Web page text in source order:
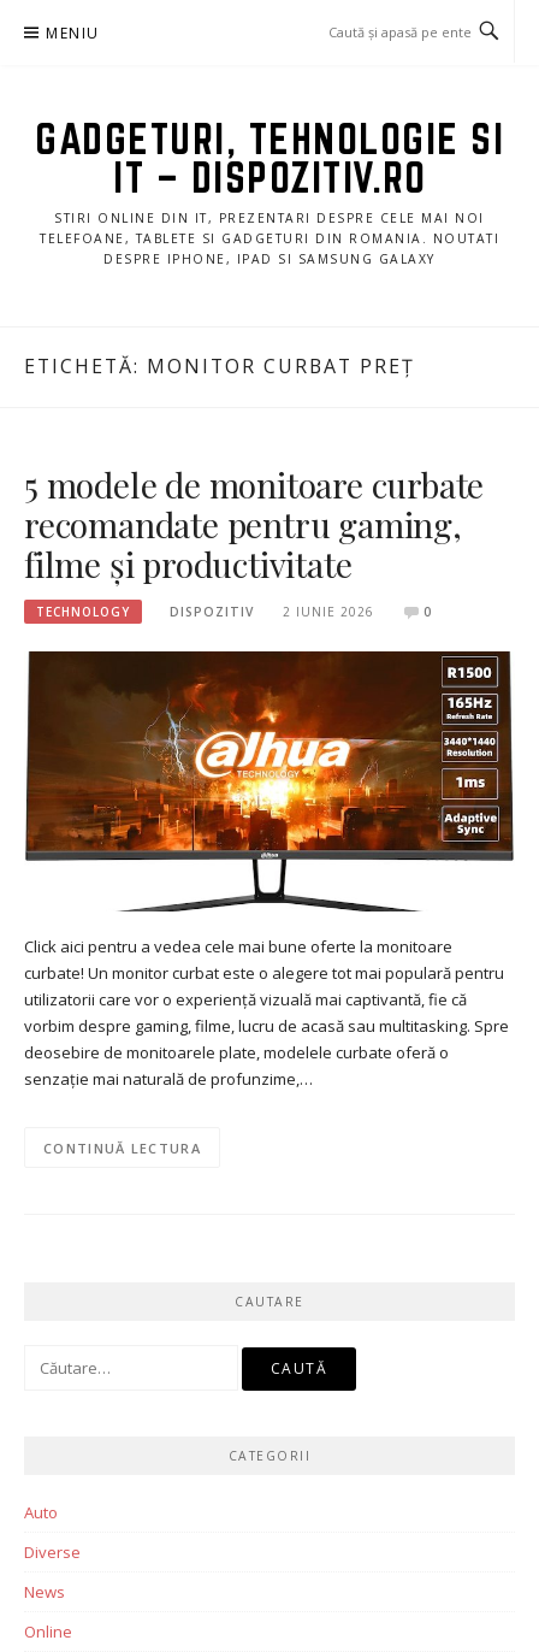
MENIU
GADGETURI, TEHNOLOGIE SI
IT – DISPOZITIV.RO
STIRI ONLINE DIN IT, PREZENTARI DESPRE CELE MAI NOI
TELEFOANE, TABLETE SI GADGETURI DIN ROMANIA. NOUTATI
DESPRE IPHONE, IPAD SI SAMSUNG GALAXY
ETICHETĂ: MONITOR CURBAT PREȚ
5 modele de monitoare curbate
recomandate pentru gaming,
filme și productivitate
TECHNOLOGY DISPOZITIV 2 IUNIE 2026 0
Click aici pentru a vedea cele mai bune oferte la monitoare
curbate! Un monitor curbat este o alegere tot mai populară pentru
utilizatorii care vor o experiență vizuală mai captivantă, fie că
vorbim despre gaming, filme, lucru de acasă sau multitasking. Spre
deosebire de monitoarele plate, modelele curbate oferă o
senzație mai naturală de profunzime,…
CONTINUĂ LECTURA
CAUTARE
Caută
CATEGORII
Auto
Diverse
News
Online